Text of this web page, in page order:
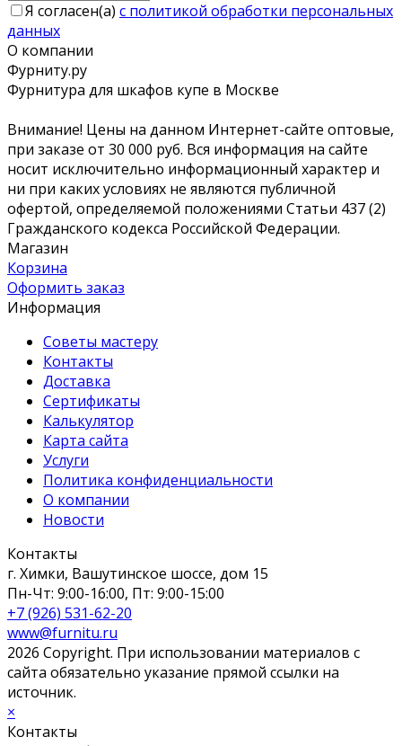
Я согласен(a) с политикой обработки персональных
данных
О компании
Фурниту.ру
Фурнитура для шкафов купе в Москве
Внимание! Цены на данном Интернет-сайте оптовые,
при заказе от 30 000 руб. Вся информация на сайте
носит исключительно информационный характер и
ни при каких условиях не являются публичной
офертой, определяемой положениями Статьи 437 (2)
Гражданского кодекса Российской Федерации.
Магазин
Корзина
Оформить заказ
Информация
Советы мастеру
Контакты
Доставка
Сертификаты
Калькулятор
Карта сайта
Услуги
Политика конфиденциальности
О компании
Новости
Контакты
г. Химки, Вашутинское шоссе, дом 15
Пн-Чт: 9:00-16:00, Пт: 9:00-15:00
+7 (926) 531-62-20
www@furnitu.ru
2026 Copyright. При использовании материалов с
сайта обязательно указание прямой ссылки на
источник.
×
Контакты